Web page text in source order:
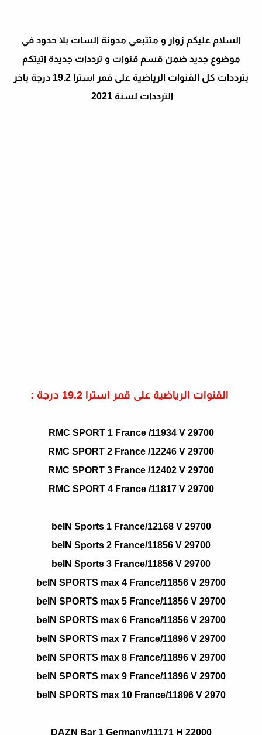
السلام عليكم زوار و متتبعي مدونة السات بلا حدود في
موضوع جديد ضمن قسم قنوات و ترددات جديدة اتيتكم
بترددات كل القنوات الرياضية على قمر استرا 19.2 درجة باخر
الترددات لسنة 2021
القنوات الرياضية على قمر استرا 19.2 درجة :
RMC SPORT 1 France /11934 V 29700
RMC SPORT 2 France /12246 V 29700
RMC SPORT 3 France /12402 V 29700
RMC SPORT 4 France /11817 V 29700
beIN Sports 1 France/12168 V 29700
beIN Sports 2 France/11856 V 29700
beIN Sports 3 France/11856 V 29700
beIN SPORTS max 4 France/11856 V 29700
beIN SPORTS max 5 France/11856 V 29700
beIN SPORTS max 6 France/11856 V 29700
beIN SPORTS max 7 France/11896 V 29700
beIN SPORTS max 8 France/11896 V 29700
beIN SPORTS max 9 France/11896 V 29700
beIN SPORTS max 10 France/11896 V 2970
DAZN Bar 1 Germany/11171 H 22000